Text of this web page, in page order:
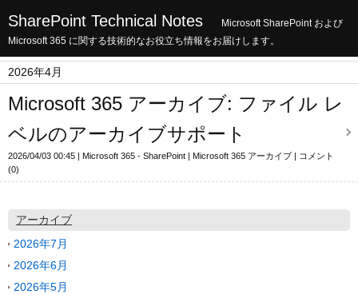
SharePoint Technical Notes
Microsoft SharePoint および
Microsoft 365 に関する技術的なお役立ち情報をお届けします。
2026年4月
Microsoft 365 アーカイブ: ファイル レ
ベルのアーカイブサポート
2026/04/03 00:45 Microsoft 365 - SharePoint Microsoft 365 アーカイブ
コメント
(0)
アーカイブ
2026年7月
2026年6月
2026年5月